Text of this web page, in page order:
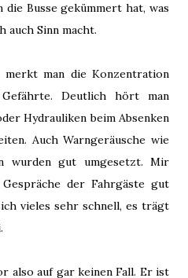
Busse gekümmert hat, was
auch Sinn macht.
merkt man die Konzentration
Gefährte. Deutlich hört man
Hydrauliken beim Absenken
Auch Warngeräusche wie
wurden gut umgesetzt. Mir
der Fahrgäste gut
vieles sehr schnell, es trägt
also auf gar keinen Fall. Er ist